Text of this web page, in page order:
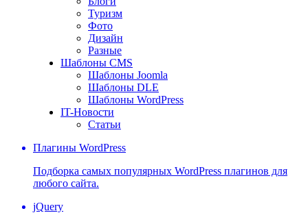
Туризм
Фото
Дизайн
Разные
Шаблоны CMS
Шаблоны Joomla
Шаблоны DLE
Шаблоны WordPress
IT-Новости
Статьи
Плагины WordPress
Подборка самых популярных WordPress плагинов для
любого сайта.
jQuery